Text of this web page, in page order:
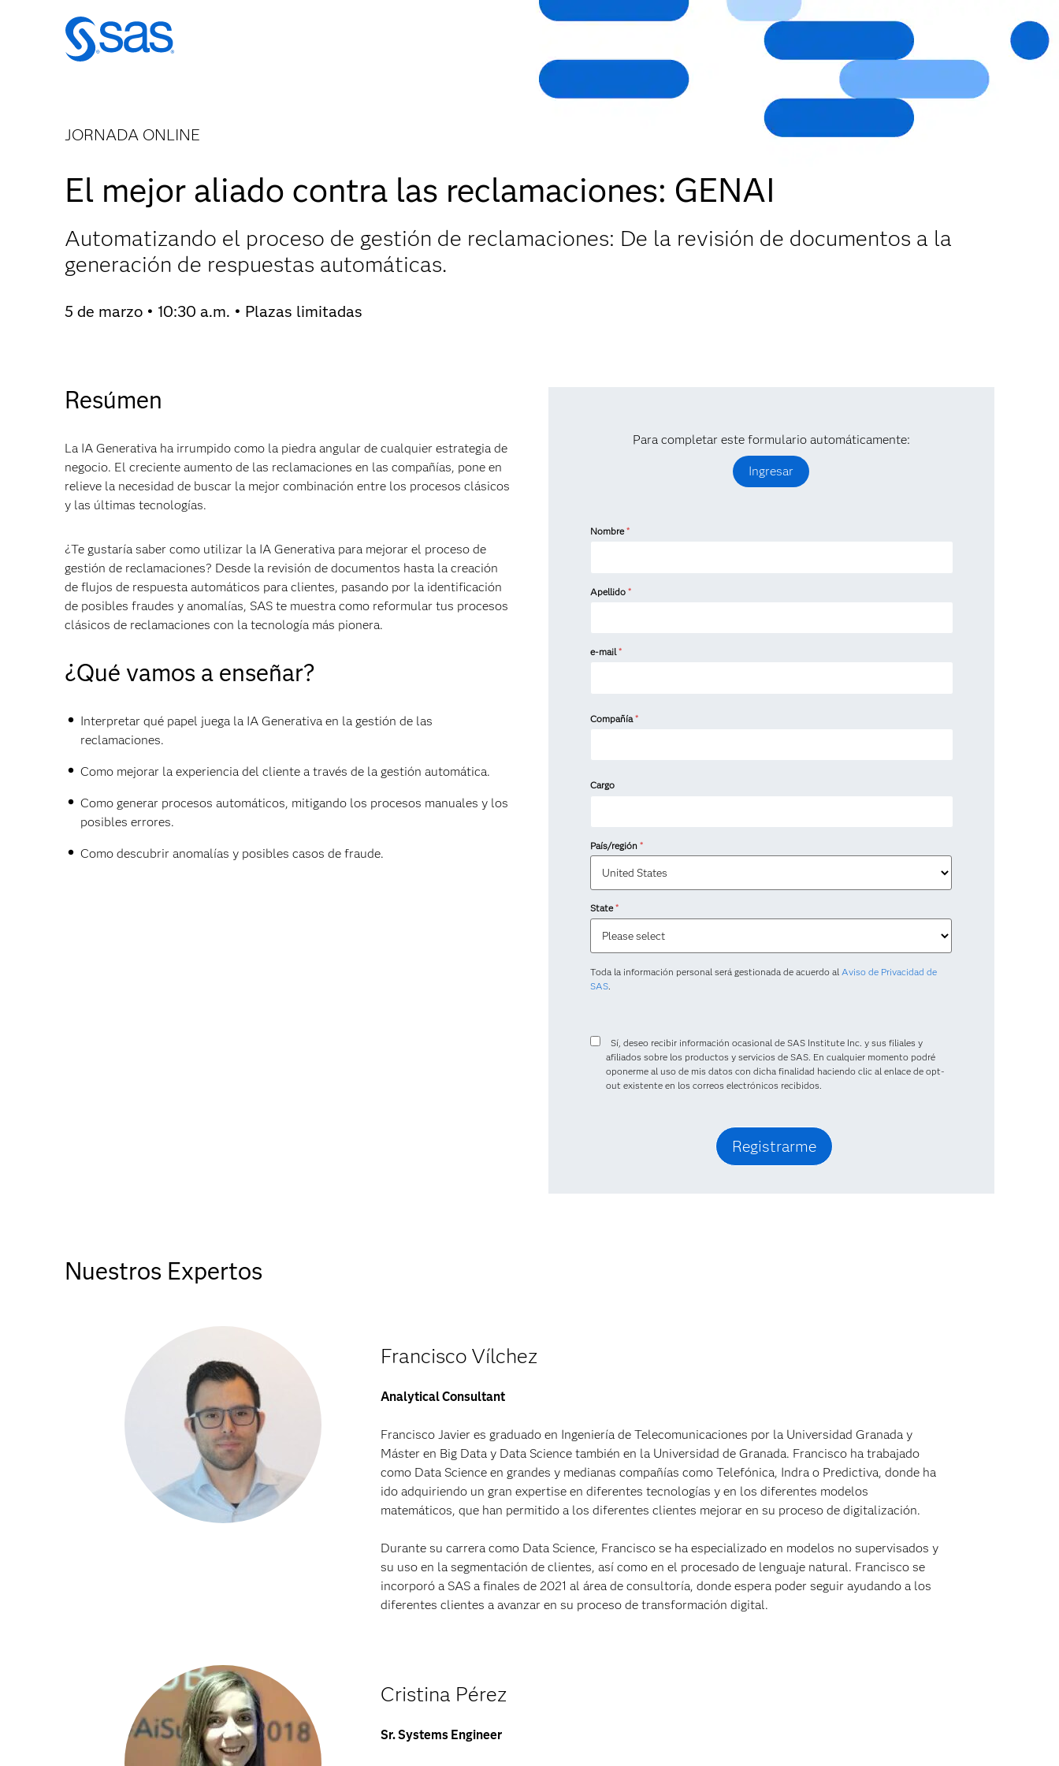
JORNADA ONLINE
El mejor aliado contra las reclamaciones: GENAI
Automatizando el proceso de gestión de reclamaciones: De la revisión de documentos a la
generación de respuestas automáticas.
5 de marzo • 10:30 a.m. • Plazas limitadas
Resúmen
La IA Generativa ha irrumpido como la piedra angular de cualquier estrategia de
negocio. El creciente aumento de las reclamaciones en las compañías, pone en
relieve la necesidad de buscar la mejor combinación entre los procesos clásicos
y las últimas tecnologías.
¿Te gustaría saber como utilizar la IA Generativa para mejorar el proceso de
gestión de reclamaciones? Desde la revisión de documentos hasta la creación
de flujos de respuesta automáticos para clientes, pasando por la identificación
de posibles fraudes y anomalías, SAS te muestra como reformular tus procesos
clásicos de reclamaciones con la tecnología más pionera.
¿Qué vamos a enseñar?
Interpretar qué papel juega la IA Generativa en la gestión de las
reclamaciones.
Como mejorar la experiencia del cliente a través de la gestión automática.
Como generar procesos automáticos, mitigando los procesos manuales y los
posibles errores.
Como descubrir anomalías y posibles casos de fraude.
Para completar este formulario automáticamente:
Ingresar
Nombre*
Apellido *
e-mail*
Compañía *
Cargo
País/región *
State*
Toda la información personal será gestionada de acuerdo al Aviso de Privacidad de
SAS
Sí, deseo recibir información ocasional de SAS Institute Inc. y sus filiales y
afiliados sobre los productos y servicios de SAS. En cualquier momento podré
oponerme al uso de mis datos con dicha finalidad haciendo clic al enlace de opt-
out existente en los correos electrónicos recibidos.
Nuestros Expertos
Francisco Vílchez
Analytical Consultant
Francisco Javier es graduado en Ingeniería de Telecomunicaciones por la Universidad Granada y
Máster en Big Data y Data Science también en la Universidad de Granada. Francisco ha trabajado
como Data Science en grandes y medianas compañías como Telefónica, Indra o Predictiva, donde ha
ido adquiriendo un gran expertise en diferentes tecnologías y en los diferentes modelos
matemáticos, que han permitido a los diferentes clientes mejorar en su proceso de digitalización.
Durante su carrera como Data Science, Francisco se ha especializado en modelos no supervisados y
su uso en la segmentación de clientes, así como en el procesado de lenguaje natural. Francisco se
incorporó a SAS a finales de 2021 al área de consultoría, donde espera poder seguir ayudando a los
diferentes clientes a avanzar en su proceso de transformación digital.
Cristina Pérez
Sr. Systems Engineer